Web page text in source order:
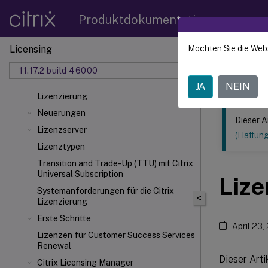
Produktdokumentation
Licensing
11.17.2 build 46000
Lizenzierung
Neuerungen
Lizenzserver
Lizenztypen
Transition and Trade-Up (TTU) mit Citrix
Universal Subscription
Systemanforderungen für die Citrix
Lizenzierung
Erste Schritte
Lizenzen für Customer Success Services
Renewal
Citrix Licensing Manager
Dieser Inhalt
<
Dieser
April 23,
Dieser
Möchten Sie die
JA NEIN